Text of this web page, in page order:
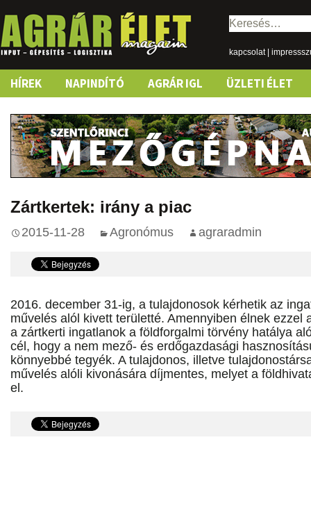
Keresés:
kapcsolat|
Skip
content
HÍREK NAPINDÍTÓ AGRÁR IGL ÜZLETI ÉLET
Zártkertek: irány a piac
2015-11-28 Agronómus agraradmin
2016. december 31-ig, a tulajdonosok kérhetik az
művelés alól kivett területté. Amennyiben élnek ezzel
a zártkerti ingatlanok a földforgalmi törvény hatálya
cél, hogy a nem mező- és erdőgazdasági
könnyebbé tegyék. A tulajdonos, illetve
művelés alóli kivonására díjmentes, melyet a
el.